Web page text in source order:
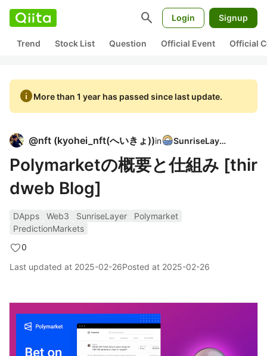
search Login Signup
Trend Stock List Question Official Event Official
infoMore than 1 year has passed since last update.
@nft (kyohei_nft(へいきょ))in SunriseLayer
Polymarketの概要と仕組み [thir
dweb Blog]
DApps Web3 SunriseLayer
Polymarket
PredictionMarkets
0
Last updated at 2025-02-26Posted at 2025-02-26